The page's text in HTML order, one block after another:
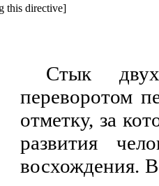
this directive]
Стык
переворотом
отметку, за
развития
восхождения.